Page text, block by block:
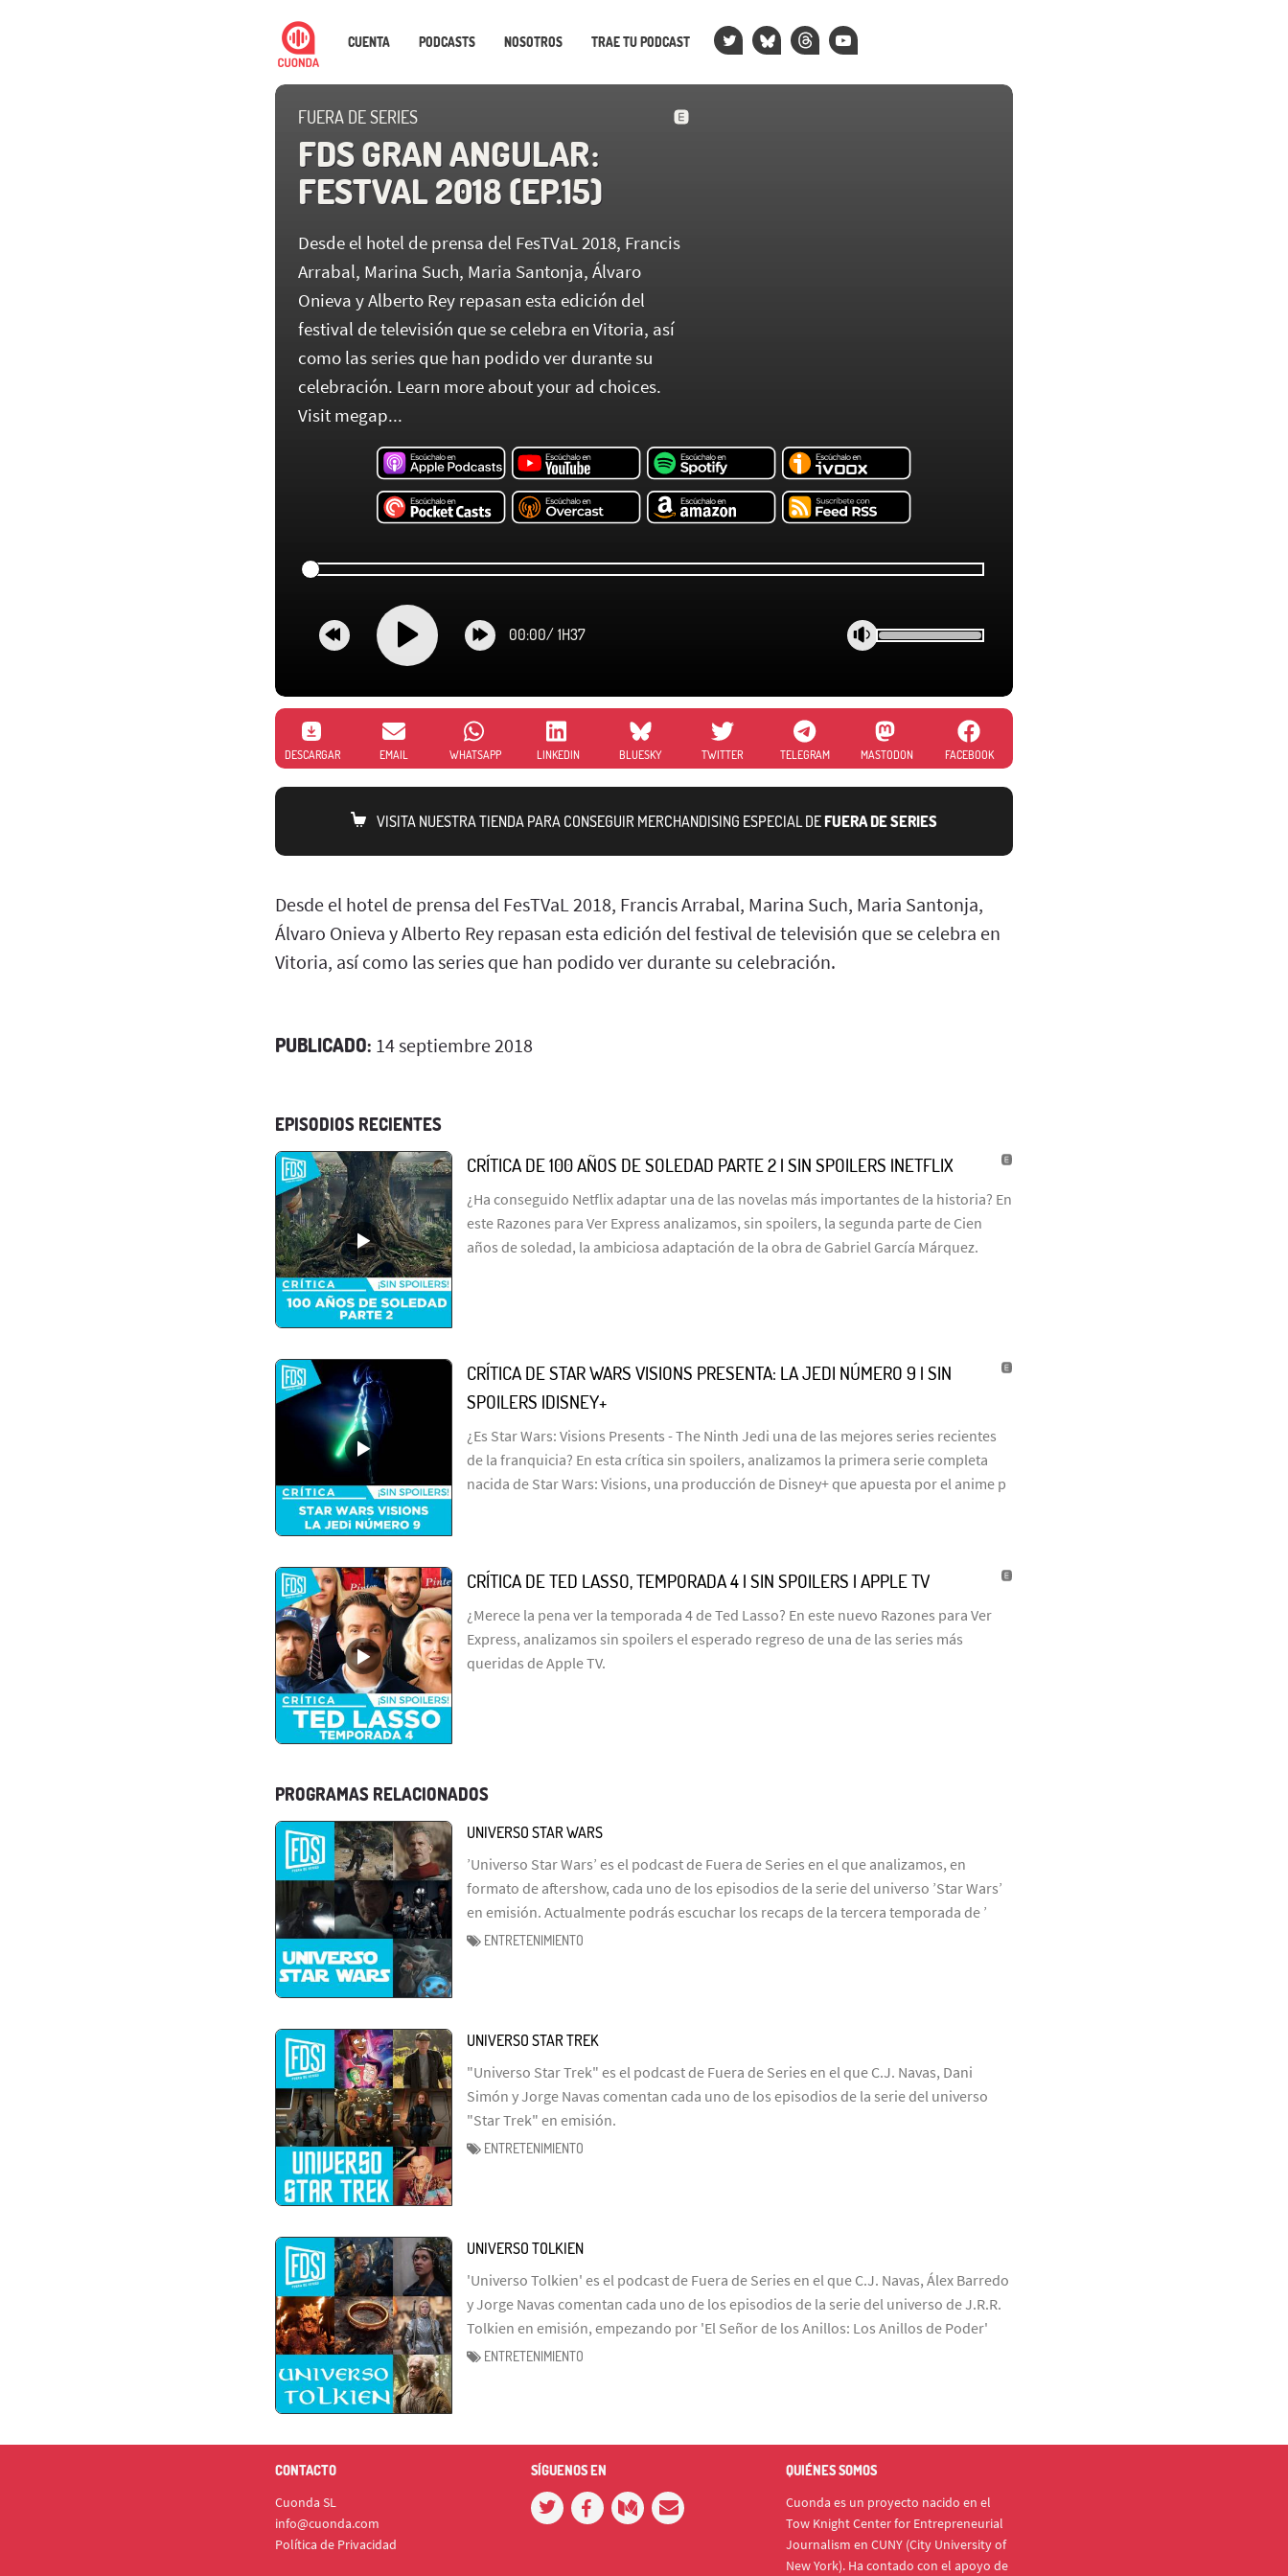
CUENTA PODCASTS NOSOTROS TRAE TU PODCAST
FUERA DE SERIES
FDS GRAN ANGULAR :
FESTVAL 2018 (EP.15)
Desde el hotel de prensa del FesTVaL 2018, Francis
Arrabal, Marina Such, Maria Santonja, Álvaro
Onieva y Alberto Rey repasan esta edición del
festival de televisión que se celebra en Vitoria, así
como las series que han podido ver durante su
celebración. Learn more about your ad choices.
Visit megap...
00:00/ 1H37
DESCARGAR EMAIL WHATSAPP LINKEDIN BLUESKY TWITTER TELEGRAM MASTODON FACEBOOK
VISITA NUESTRA TIENDA PARA CONSEGUIR MERCHANDISING ESPECIAL DEFUERA DE SERIES
Desde el hotel de prensa del FesTVaL 2018, Francis Arrabal, Marina Such, Maria Santonja,
Álvaro Onieva y Alberto Rey repasan esta edición del festival de televisión que se celebra en
Vitoria, así como las series que han podido ver durante su celebración.
PUBLICADO: 14 septiembre 2018
EPISODIOS RECIENTES
CRÍTICA DE 100 AÑOS DE SOLEDAD PARTE 2 | SIN SPOILERS |NETFLIX
¿Ha conseguido Netflix adaptar una de las novelas más importantes de la historia? En
este Razones para Ver Express analizamos, sin spoilers, la segunda parte de Cien
años de soledad, la ambiciosa adaptación de la obra de Gabriel García Márquez.
CRÍTICA DE STAR WARS VISIONS PRESENTA: LA JEDI NÚMERO 9 | SIN
SPOILERS |DISNEY+
¿Es Star Wars: Visions Presents - The Ninth Jedi una de las mejores series recientes
de la franquicia? En esta crítica sin spoilers, analizamos la primera serie completa
nacida de Star Wars: Visions, una producción de Disney+ que apuesta por el anime p
CRÍTICA DE TED LASSO, TEMPORADA 4 | SIN SPOILERS | APPLE TV
¿Merece la pena ver la temporada 4 de Ted Lasso? En este nuevo Razones para Ver
Express, analizamos sin spoilers el esperado regreso de una de las series más
queridas de Apple TV.
PROGRAMAS RELACIONADOS
UNIVERSO STAR WARS
’Universo Star Wars’ es el podcast de Fuera de Series en el que analizamos, en
formato de aftershow, cada uno de los episodios de la serie del universo ’Star Wars’
en emisión. Actualmente podrás escuchar los recaps de la tercera temporada de ’
ENTRETENIMIENTO
UNIVERSO STAR TREK
"Universo Star Trek" es el podcast de Fuera de Series en el que C.J. Navas, Dani
Simón y Jorge Navas comentan cada uno de los episodios de la serie del universo
"Star Trek" en emisión.
ENTRETENIMIENTO
UNIVERSO TOLKIEN
'Universo Tolkien' es el podcast de Fuera de Series en el que C.J. Navas, Álex Barredo
y Jorge Navas comentan cada uno de los episodios de la serie del universo de J.R.R.
Tolkien en emisión, empezando por 'El Señor de los Anillos: Los Anillos de Poder'
ENTRETENIMIENTO
CONTACTO
Cuonda SL
info@cuonda.com
Política de Privacidad
SÍGUENOS EN QUIÉNES SOMOS
Cuonda es un proyecto nacido en el
Tow Knight Center for Entrepreneurial
Journalism en CUNY (City University of
New York). Ha contado con el apoyo de